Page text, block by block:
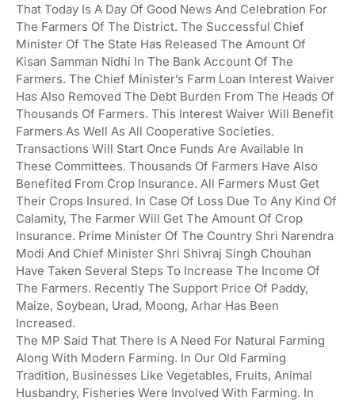
That Today Is A Day Of Good News And Celebration For
The Farmers Of The District. The Successful Chief
Minister Of The State Has Released The Amount Of
Kisan Samman Nidhi In The Bank Account Of The
Farmers. The Chief Minister’s Farm Loan Interest Waiver
Has Also Removed The Debt Burden From The Heads Of
Thousands Of Farmers. This Interest Waiver Will Benefit
Farmers As Well As All Cooperative Societies.
Transactions Will Start Once Funds Are Available In
These Committees. Thousands Of Farmers Have Also
Benefited From Crop Insurance. All Farmers Must Get
Their Crops Insured. In Case Of Loss Due To Any Kind Of
Calamity, The Farmer Will Get The Amount Of Crop
Insurance. Prime Minister Of The Country Shri Narendra
Modi And Chief Minister Shri Shivraj Singh Chouhan
Have Taken Several Steps To Increase The Income Of
The Farmers. Recently The Support Price Of Paddy,
Maize, Soybean, Urad, Moong, Arhar Has Been
Increased.
The MP Said That There Is A Need For Natural Farming
Along With Modern Farming. In Our Old Farming
Tradition, Businesses Like Vegetables, Fruits, Animal
Husbandry, Fisheries Were Involved With Farming. In